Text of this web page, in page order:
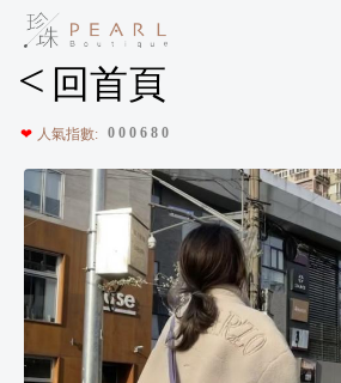
< 回首頁
❤ 人氣指數: 0 0 0 6 8 0